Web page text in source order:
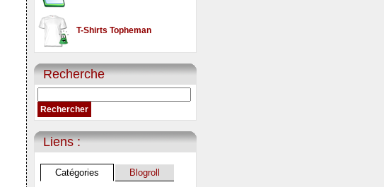
T-Shirts Topheman
Recherche
Liens :
Catégories Blogroll